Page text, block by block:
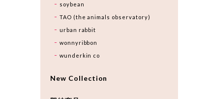
soybean
TAO (the animals observatory)
urban rabbit
wonnyribbon
wunderkin co
New Collection